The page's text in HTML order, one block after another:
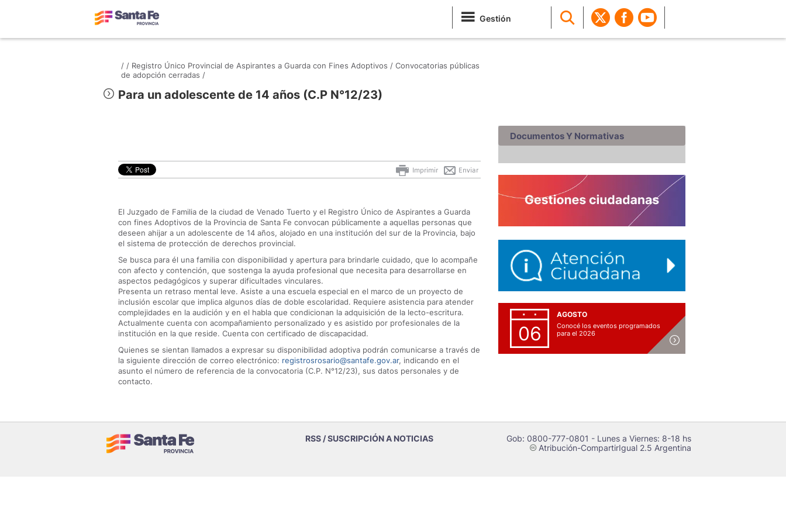
Gestión
/ / Registro Único Provincial de Aspirantes a Guarda con Fines Adoptivos / Convocatorias públicas
de adopción cerradas /
Para un adolescente de 14 años (C.P N°12/23)
Enviar
Imprimir
El Juzgado de Familia de la ciudad de Venado Tuerto y el Registro Único de Aspirantes a Guarda
con fines Adoptivos de la Provincia de Santa Fe convocan públicamente a aquellas personas que
deseen ahijar a un adolescente de 14 años, alojado en una institución del sur de la Provincia, bajo
el sistema de protección de derechos provincial.
Se busca para él una familia con disponibilidad y apertura para brindarle cuidado, que lo acompañe
con afecto y contención, que sostenga la ayuda profesional que necesita para desarrollarse en
aspectos pedagógicos y superar dificultades vinculares.
Presenta un retraso mental leve. Asiste a una escuela especial en el marco de un proyecto de
inclusión escolar que implica algunos días de doble escolaridad. Requiere asistencia para atender
complejidades en la audición y en el habla que condicionan la adquisición de la lecto-escritura.
Actualmente cuenta con acompañamiento personalizado y es asistido por profesionales de la
institución en la que reside. Cuenta con certificado de discapacidad.
Quienes se sientan llamados a expresar su disponibilidad adoptiva podrán comunicarse a través de
la siguiente dirección de correo electrónico: registrosrosario@santafe.gov.ar, indicando en el
asunto el número de referencia de la convocatoria (C.P. N°12/23), sus datos personales y de
contacto.
Documentos Y Normativas
06
AGOSTO
Conocé los eventos programados
para el 2026
RSS / SUSCRIPCIÓN A NOTICIAS Gob: 0800-777-0801 - Lunes a Viernes: 8-18 hs
cAtribución-CompartirIgual 2.5 Argentina